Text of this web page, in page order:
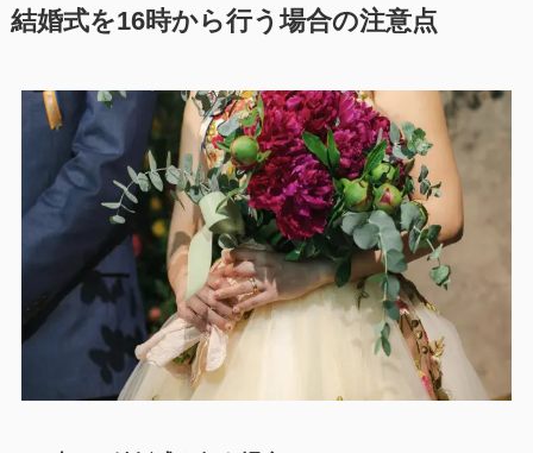
結婚式を16時から行う場合の注意点